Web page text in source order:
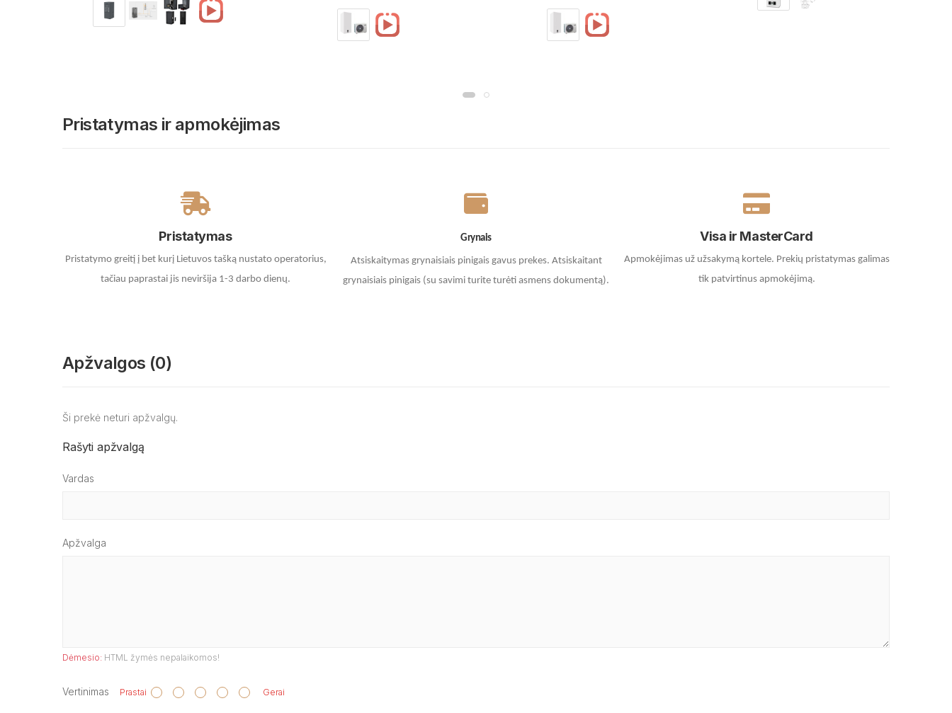
Pristatymas ir apmokėjimas
Pristatymas
Pristatymo greitį į bet kurį Lietuvos tašką nustato operatorius,
tačiau paprastai jis neviršija 1-3 darbo dienų.
Grynais
Atsiskaitymas grynaisiais pinigais gavus prekes. Atsiskaitant
grynaisiais pinigais (su savimi turite turėti asmens dokumentą).
Visa ir MasterCard
Apmokėjimas už užsakymą kortele. Prekių pristatymas galimas
tik patvirtinus apmokėjimą.
Apžvalgos (0)
Ši prekė neturi apžvalgų.
Rašyti apžvalgą
Vardas
Apžvalga
Dėmesio: HTML žymės nepalaikomos!
Vertinimas Prastai Gerai